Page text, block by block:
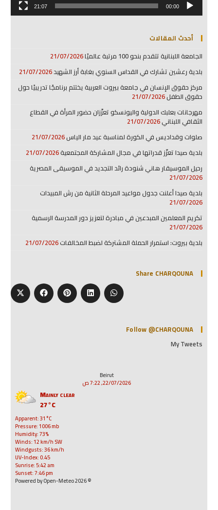
00:00
21:07
أحدث المقالات
الجامعة اللبنانية تتقدم بنحو 100 مرتبة عالميًا
21/07/2026
بلدية رعشين تشارك في القداس السنوي بغابة أرز الشهيد21/07/2026
مركز حقوق الإنسان في جامعة بيروت العربية يختتم برنامجًا تدريبيًا حول
حقوق الطفل21/07/2026
مهرجانات بعلبك الدولية واليونسكو تعزّزان حضور المرأة في القطاع
الثقافي اللبناني21/07/2026
صلوات وقداديس في الكورة لمناسبة عيد مار الياس21/07/2026
بلدية صيدا تعزّز قدراتها في مجال المشاركة المجتمعية21/07/2026
رحيل الموسيقار هاني شنودة رائد التجديد في الموسيقى المصرية
21/07/2026
بلدية صيدا أعلنت جدول مواعيد المرحلة الثانية من رش المبيدات
21/07/2026
تكريم المعلمين المبدعين في مبادرة لتعزيز دور المدرسة الرسمية
21/07/2026
بلدية بيروت: استمرار الحملة المشتركة لضبط المخالفات21/07/2026
Share CHARQOUNA
Follow @CHARQOUNA
My Tweets
Beirut
22/07/2026, 7:22 ص
Mainly clear
27°C
Apparent: 31°C
Pressure: 1006 mb
Humidity: 73%
Winds: 12 km/h SW
Windgusts: 36 km/h
UV-Index: 0.45
Sunrise: 5:42 am
Sunset: 7:46 pm
© 2026 Powered by Open-Meteo